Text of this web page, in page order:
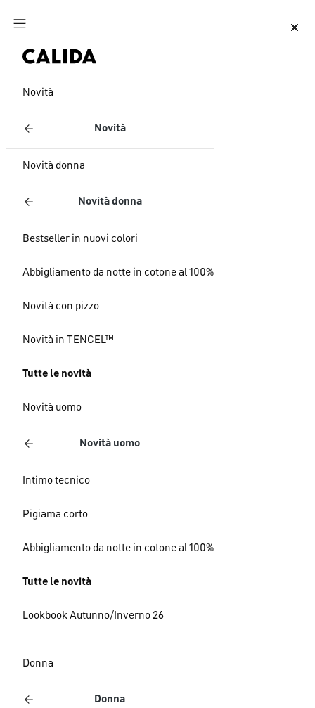
Vai al contenuto principale
Novità
Novità
Novità donna
Novità donna
Bestseller in nuovi colori
Abbigliamento da notte in cotone al 100%
Novità con pizzo
Novità in TENCEL™
Tutte le novità
Novità uomo
Novità uomo
Intimo tecnico
Pigiama corto
Abbigliamento da notte in cotone al 100%
Tutte le novità
Lookbook Autunno/Inverno 26
Donna
Donna